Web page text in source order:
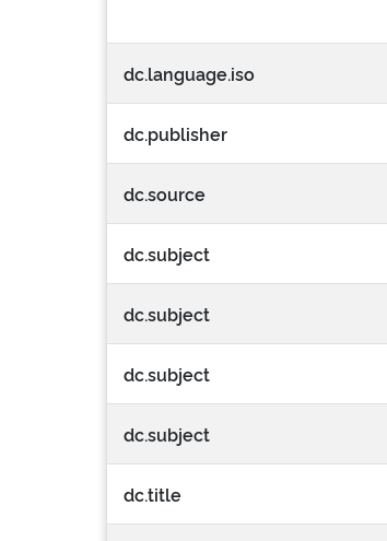
dc.language.iso
dc.publisher
dc.source
dc.subject
dc.subject
dc.subject
dc.subject
dc.title